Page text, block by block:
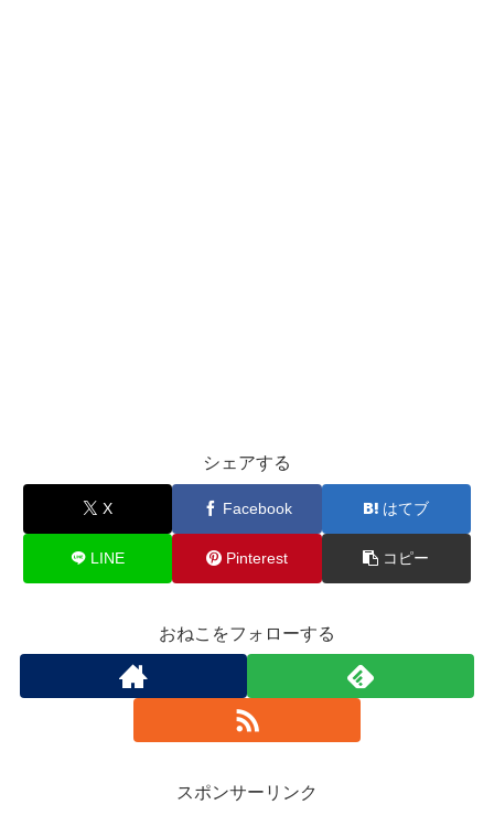
シェアする
X Facebook はてブ
LINE Pinterest コピー
おねこをフォローする
スポンサーリンク